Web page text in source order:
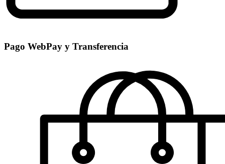
Pago WebPay y Transferencia